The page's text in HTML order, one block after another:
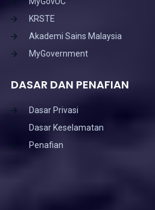
KRSTE
Akademi Sains Malaysia
MyGovernment
DASAR DAN PENAFIAN
Dasar Privasi
Dasar Keselamatan
Penafian